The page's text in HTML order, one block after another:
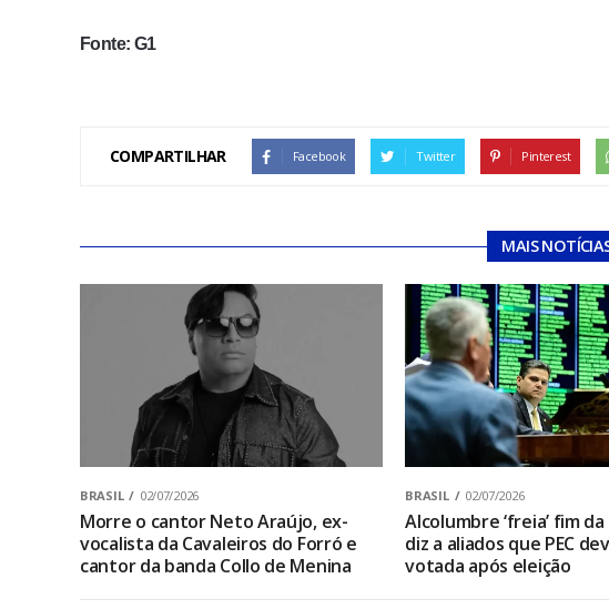
Fonte: G1
COMPARTILHAR Facebook Twitter Pinterest
MAIS
BRASIL 02/07/2026
Morre o cantor Neto Araújo, ex-
vocalista da Cavaleiros do Forró e
cantor da banda Collo de Menina
BRASIL 02/07/2026
Alcolumbre ‘freia’ fim
diz a aliados que PEC
votada após eleição